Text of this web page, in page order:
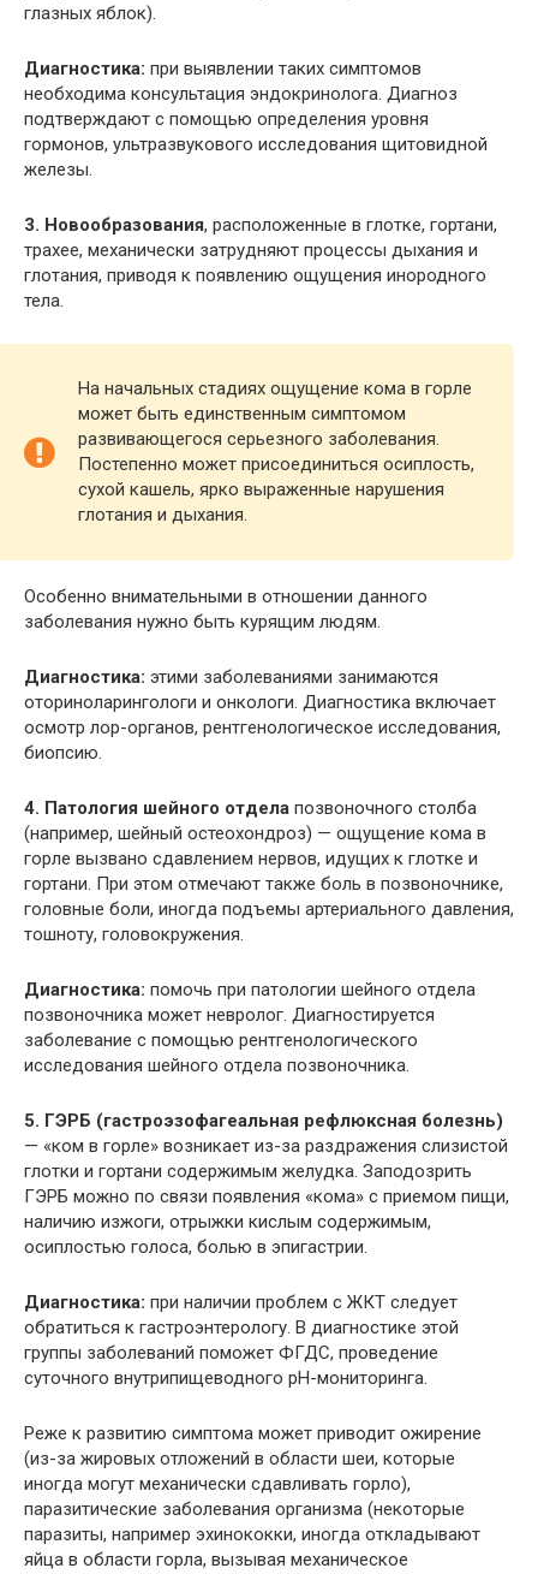
глазных яблок).
Диагностика: при выявлении таких симптомов
необходима консультация эндокринолога. Диагноз
подтверждают с помощью определения уровня
гормонов, ультразвукового исследования щитовидной
железы.
3. Новообразования, расположенные в глотке, гортани,
трахее, механически затрудняют процессы дыхания и
глотания, приводя к появлению ощущения инородного
тела.
На начальных стадиях ощущение кома в горле
может быть единственным симптомом
развивающегося серьезного заболевания.
Постепенно может присоединиться осиплость,
сухой кашель, ярко выраженные нарушения
глотания и дыхания.
Особенно внимательными в отношении данного
заболевания нужно быть курящим людям.
Диагностика: этими заболеваниями занимаются
оториноларингологи и онкологи. Диагностика включает
осмотр лор-органов, рентгенологическое исследования,
биопсию.
4. Патология шейного отдела позвоночного столба
(например, шейный остеохондроз) — ощущение кома в
горле вызвано сдавлением нервов, идущих к глотке и
гортани. При этом отмечают также боль в позвоночнике,
головные боли, иногда подъемы артериального давления,
тошноту, головокружения.
Диагностика: помочь при патологии шейного отдела
позвоночника может невролог. Диагностируется
заболевание с помощью рентгенологического
исследования шейного отдела позвоночника.
5. ГЭРБ (гастроэзофагеальная рефлюксная болезнь)
— «ком в горле» возникает из-за раздражения слизистой
глотки и гортани содержимым желудка. Заподозрить
ГЭРБ можно по связи появления «кома» с приемом пищи,
наличию изжоги, отрыжки кислым содержимым,
осиплостью голоса, болью в эпигастрии.
Диагностика: при наличии проблем с ЖКТ следует
обратиться к гастроэнтерологу. В диагностике этой
группы заболеваний поможет ФГДС, проведение
суточного внутрипищеводного рН-мониторинга.
Реже к развитию симптома может приводит ожирение
(из-за жировых отложений в области шеи, которые
иногда могут механически сдавливать горло),
паразитические заболевания организма (некоторые
паразиты, например эхинококки, иногда откладывают
яйца в области горла, вызывая механическое